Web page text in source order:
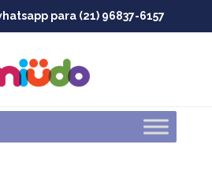
para (21) 96837-6157